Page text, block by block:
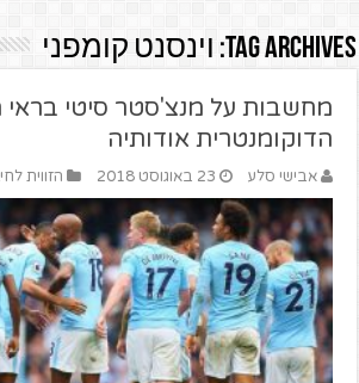
Tag Archives: וינסנט קומפני
מחשבות על מנצ'סטר סיטי
הדוקומנטרית אודותיה
אבישי סלע 23 באוגוסט 2018 הזווית